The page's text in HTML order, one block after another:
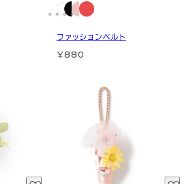
ファッションベルト
¥880